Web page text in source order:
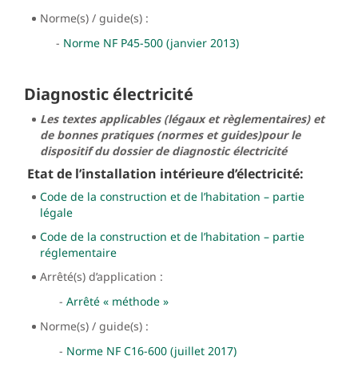
Norme(s) / guide(s) :
- Norme NF P45-500 (janvier 2013)
Diagnostic électricité
Les textes applicables (légaux et règlementaires) et
de bonnes pratiques (normes et guides)pour le
dispositif du dossier de diagnostic électricité
Etat de l’installation intérieure d’électricité:
Code de la construction et de l’habitation – partie
légale
Code de la construction et de l’habitation – partie
réglementaire
Arrêté(s) d’application :
- Arrêté « méthode »
Norme(s) / guide(s) :
- Norme NF C16-600 (juillet 2017)